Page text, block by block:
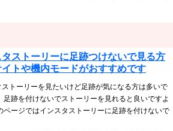
タストーリーに足跡つけないで見る方
トや機内モードがおすすめです
ストーリーを見たいけど足跡が気になる方は多いで
足跡を付けないでストーリーを見れると良いですよ
ページではインスタストーリーに足跡を付けないで